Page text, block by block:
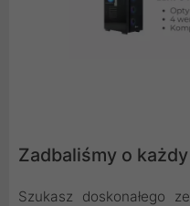
Zadbaliśmy o
Szukasz doskonałego